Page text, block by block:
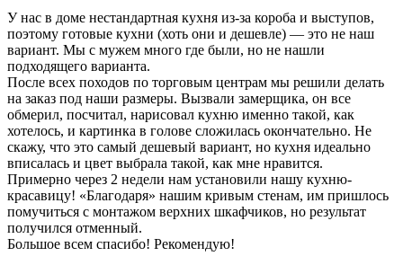
У нас в доме нестандартная кухня из-за короба и выступов,
поэтому готовые кухни (хоть они и дешевле) — это не наш
вариант. Мы с мужем много где были, но не нашли
подходящего варианта.
После всех походов по торговым центрам мы решили делать
на заказ под наши размеры. Вызвали замерщика, он все
обмерил, посчитал, нарисовал кухню именно такой, как
хотелось, и картинка в голове сложилась окончательно. Не
скажу, что это самый дешевый вариант, но кухня идеально
вписалась и цвет выбрала такой, как мне нравится.
Примерно через 2 недели нам установили нашу кухню-
красавицу! «Благодаря» нашим кривым стенам, им пришлось
помучиться с монтажом верхних шкафчиков, но результат
получился отменный.
Большое всем спасибо! Рекомендую!